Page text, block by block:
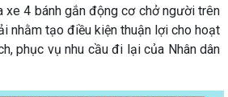
xe 4 bánh gắn động cơ chở người trên
nhằm tạo điều kiện thuận lợi cho hoạt
phục vụ nhu cầu đi lại của Nhân dân